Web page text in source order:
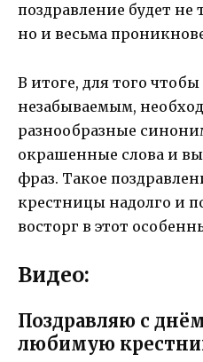
поздравление будет
но и весьма
В итоге, для того
незабываемым,
разнообразные
окрашенные слова и
фраз. Такое
крестницы надолго и
восторг в этот
Видео:
Поздравляю с
любимую